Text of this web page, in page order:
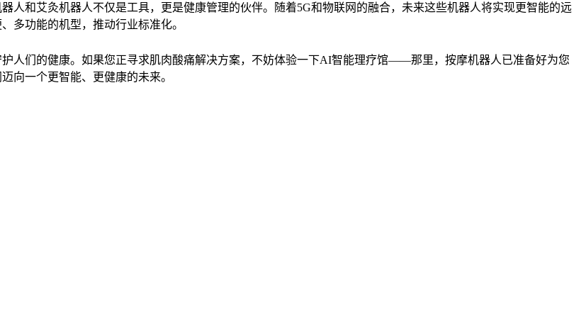
和艾灸机器人不仅是工具，更是健康管理的伙伴。随着5G和物联网的融合，未来这些机器人将实现更智能的远
多功能的机型，推动行业标准化。
人们的健康。如果您正寻求肌肉酸痛解决方案，不妨体验一下AI智能理疗馆——那里，按摩机器人已准备好为您
向一个更智能、更健康的未来。